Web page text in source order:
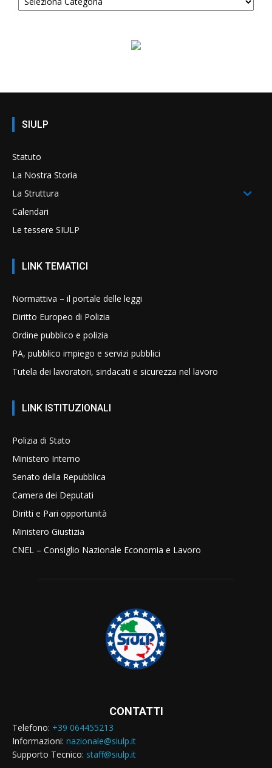
SIULP
Statuto
La Nostra Storia
La Struttura
Calendari
Le tessere SIULP
LINK TEMATICI
Normattiva – il portale delle leggi
Diritto Europeo di Polizia
Ordine pubblico e polizia
PA, pubblico impiego e servizi pubblici
Tutela dei lavoratori, sindacati e sicurezza nel lavoro
LINK ISTITUZIONALI
Polizia di Stato
Ministero Interno
Senato della Repubblica
Camera dei Deputati
Diritti e Pari opportunità
Ministero Giustizia
CNEL – Consiglio Nazionale Economia e Lavoro
CONTATTI
Telefono: +39 064455213
Informazioni: nazionale@siulp.it
Supporto Tecnico: staff@siulp.it